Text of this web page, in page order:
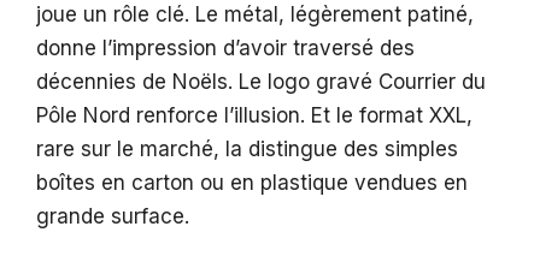
joue un rôle clé. Le métal, légèrement patiné,
donne l’impression d’avoir traversé des
décennies de Noëls. Le logo gravé Courrier du
Pôle Nord renforce l’illusion. Et le format XXL,
rare sur le marché, la distingue des simples
boîtes en carton ou en plastique vendues en
grande surface.